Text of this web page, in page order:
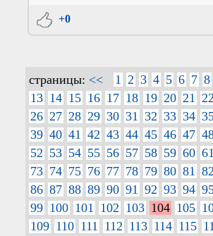
+0
страницы: << 1 2 3 4 5 6 7 8
13 14 15 16 17 18 19 20 21 22
26 27 28 29 30 31 32 33 34
39 40 41 42 43 44 45 46 47
52 53 54 55 56 57 58 59 60 61
73 74 75 76 77 78 79 80 81 82
86 87 88 89 90 91 92 93 94
99 100 101 102 103 104 105
109 110 111 112 113 114 115